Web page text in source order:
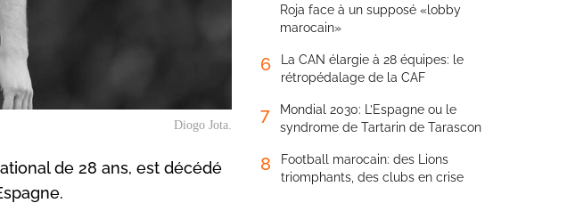
Diogo Jota.
de 28 ans, est décédé
Roja face à un supposé «lobby
marocain»
6
La CAN élargie à 28 équipes: le
rétropédalage de la CAF
7
Mondial 2030: L’Espagne ou le
syndrome de Tartarin de Tarascon
8
Football marocain: des Lions
triomphants, des clubs en crise